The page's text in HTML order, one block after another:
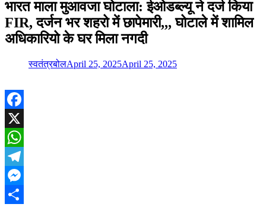
भारत माला मुआवजा घोटाला: ईओडब्ल्यू ने दर्ज किया
FIR, दर्जन भर शहरो में छापेमारी,,, घोटाले में शामिल
अधिकारियो के घर मिला नगदी
स्वतंत्रबोलApril 25, 2025April 25, 2025
Facebook
X
WhatsApp
Telegram
Messenger